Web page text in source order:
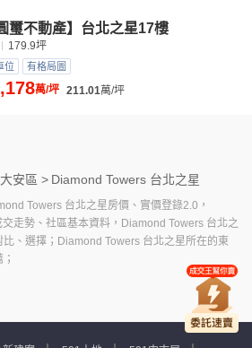
璽不動產】台北之星17樓
179.9坪
位 有格局圖
萬/坪 211.01萬/坪
大安區 > Diamond Towers 台北之星
Towers 台北之星房價、實價登錄2.0，
走勢、社區基本資料，Diamond Towers 台北之
、選擇；Diamond Towers 台北之星所在的東